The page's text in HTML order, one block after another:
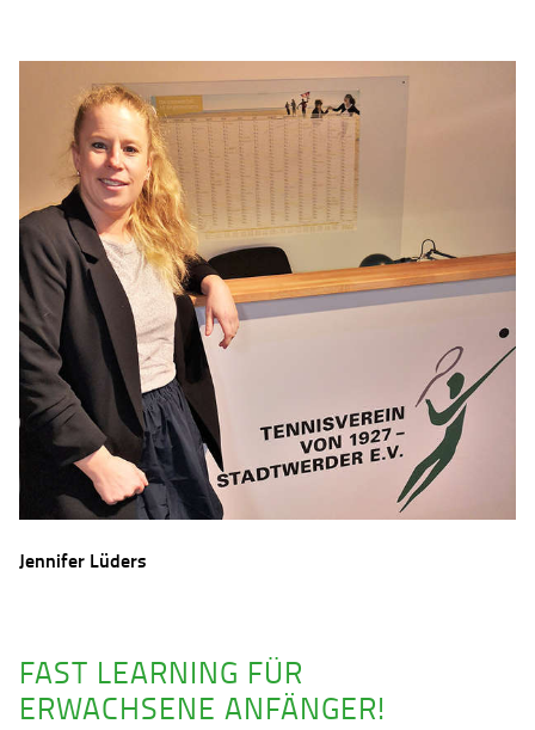
Jennifer Lüders
FAST LEARNING FÜR
ERWACHSENE ANFÄNGER!